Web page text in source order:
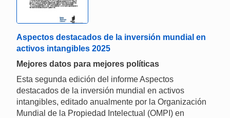
Aspectos destacados de la inversión mundial en
activos intangibles 2025
Mejores datos para mejores políticas
Esta segunda edición del informe Aspectos
destacados de la inversión mundial en activos
intangibles, editado anualmente por la Organización
Mundial de la Propiedad Intelectual (OMPI) en